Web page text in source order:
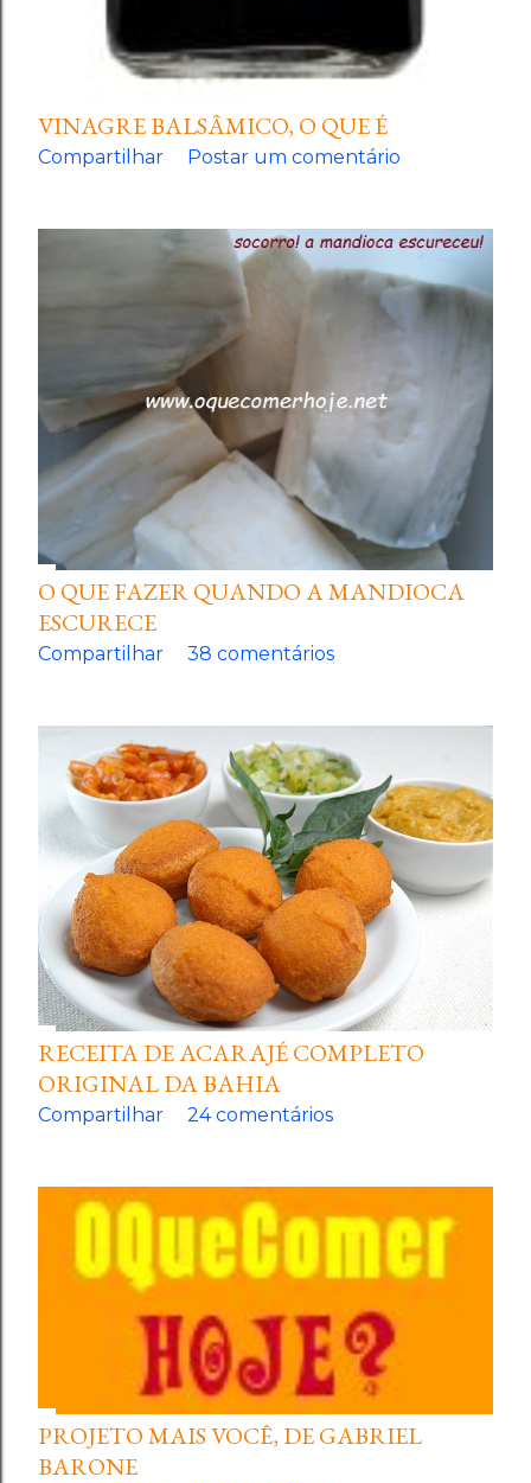
VINAGRE BALSÂMICO, O QUE É
Compartilhar Postar um comentário
O QUE FAZER QUANDO A MANDIOCA
ESCURECE
Compartilhar 38 comentários
RECEITA DE ACARAJÉ COMPLETO
ORIGINAL DA BAHIA
Compartilhar 24 comentários
PROJETO MAIS VOCÊ, DE GABRIEL
BARONE